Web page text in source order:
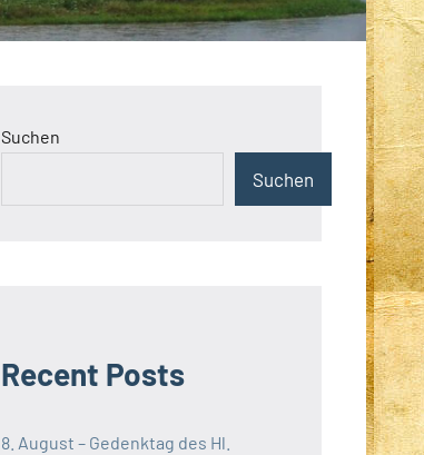
Suchen
Suchen
Recent Posts
8. August – Gedenktag des Hl.